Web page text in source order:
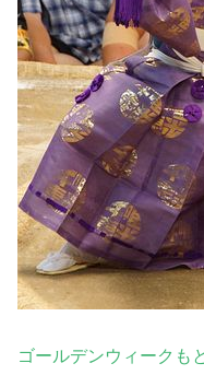
ゴールデンウィークも